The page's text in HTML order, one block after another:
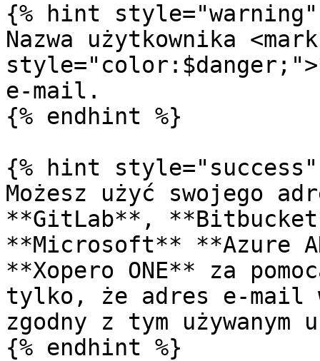
{% hint style="warning"
Nazwa użytkownika <mark
e-mail.
{% endhint %}
{% hint style="success"
Możesz użyć swojego
**GitLab**,
**Microsoft** **Azure
**Xopero ONE** za
tylko, że adres e-mail
zgodny z tym używanym
{% endhint %}